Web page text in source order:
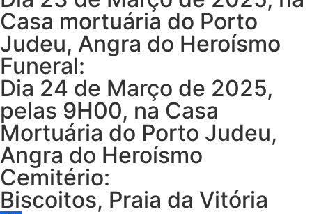
Casa mortuária do Porto
Judeu, Angra do Heroísmo
Funeral:
Dia 24 de Março de 2025,
pelas 9H00, na Casa
Mortuária do Porto Judeu,
Angra do Heroísmo
Cemitério:
Biscoitos, Praia da Vitória